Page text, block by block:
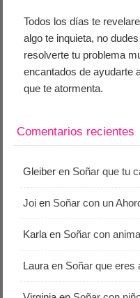
Todos los días te
algo te inquieta, no
resolverte tu problema
encantados de ayudarte
que te atormenta.
Comentarios recientes
Gleiber en Soñar que tu
Joi en Soñar con un
Karla en Soñar con
Laura en Soñar que eres